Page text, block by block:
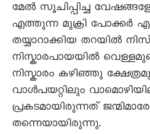
മേൽ സൂചിപ്പിച്ച
എത്തുന്ന മുക്രി പോക്കർ
തയ്യാറാക്കിയ തറയിൽ
നിസ്കാരപായയിൽ
നിസ്കാരം കഴിഞ്ഞു
വാൾപയറ്റിലും
പ്രകടമായിരുന്നത്
തന്നെയായിരുന്നു.